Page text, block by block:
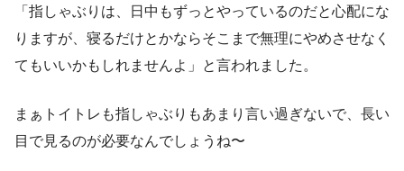
「指しゃぶりは、日中もずっとやっているのだと心配にな
りますが、寝るだけとかならそこまで無理にやめさせなく
てもいいかもしれませんよ」と言われました。
まぁトイトレも指しゃぶりもあまり言い過ぎないで、長い
目で見るのが必要なんでしょうね〜